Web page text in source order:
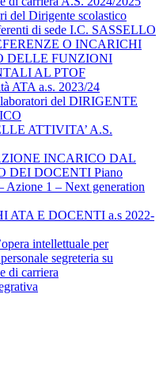
del Dirigente scolastico
di sede I.C. SASSELLO
O INCARICHI
DELLE FUNZIONI
AL PTOF
ATA a.s. 2023/24
del DIRIGENTE
ATTIVITA’ A.S.
INCARICO DAL
DEI DOCENTI Piano
Azione 1 – Next generation
ATA E DOCENTI a.s 2022-
intellettuale per
segreteria su
di carriera